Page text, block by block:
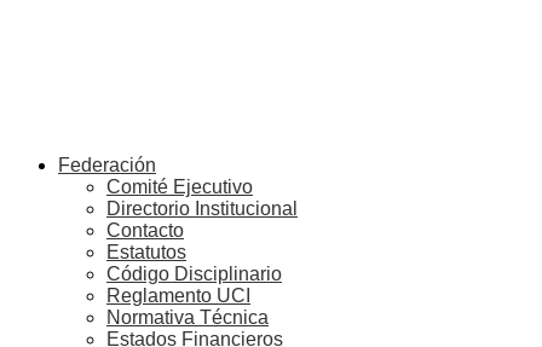
Federación
Comité Ejecutivo
Directorio Institucional
Contacto
Estatutos
Código Disciplinario
Reglamento UCI
Normativa Técnica
Estados Financieros